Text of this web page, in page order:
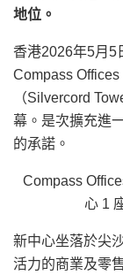
地位。
香港2026年5月5
Compass
（Silvercord
幕。是次擴充進
的承諾。
Compass
心 1
新中心坐落於尖
活力的商業及零